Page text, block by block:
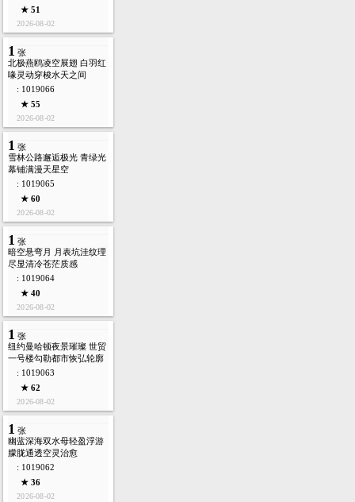
★ 51
2026-08-02
1 张
北极燕鸥凌空展翅 白羽红
喙灵动穿梭水天之间
: 1019066
★ 55
2026-08-02
1 张
雪林公路邂逅极光 青绿光
幕铺满漫天星空
: 1019065
★ 60
2026-08-02
1 张
暗空悬弯月 月表坑洼纹理
尽显清冷苍茫质感
: 1019064
★ 40
2026-08-02
1 张
纽约曼哈顿夜景璀璨 世贸
一号楼勾勒都市恢弘轮廓
: 1019063
★ 62
2026-08-02
1 张
幽蓝深海双水母轻盈浮游
朦胧通透空灵治愈
: 1019062
★ 36
2026-08-02